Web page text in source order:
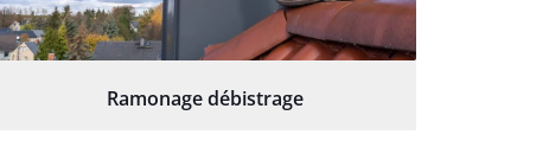
Ramonage débistrage